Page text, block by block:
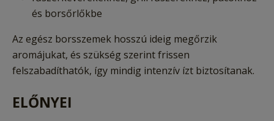
és borsőrlőkbe
Az egész borsszemek hosszú ideig megőrzik
aromájukat, és szükség szerint frissen
felszabadíthatók, így mindig intenzív ízt biztosítanak.
ELŐNYEI